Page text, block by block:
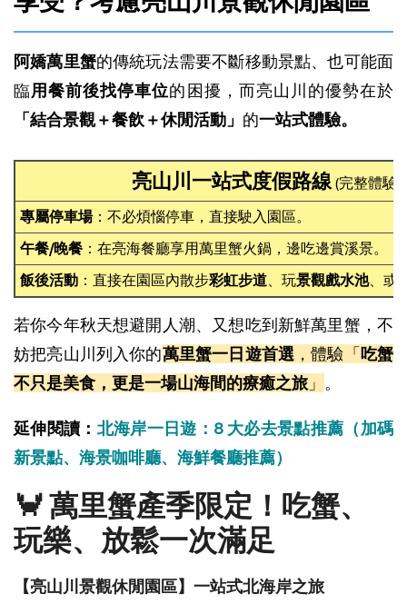
阿嬌萬里蟹的傳統玩法需要不斷移動景點、也可能面
臨用餐前後找停車位的困擾，而亮山川的優勢在於
「結合景觀＋餐飲＋休閒活動」 的一站式體驗。
亮山川一站式度假路線 (完整體驗)
專屬停車場：不必煩惱停車，直接駛入園區。
午餐/晚餐 ：在亮海餐廳享用萬里蟹火鍋，邊吃邊賞溪景。
飯後活動 ：直接在園區內散步彩虹步道 、玩景觀戲水池、或
若你今年秋天想避開人潮、又想吃到新鮮萬里蟹，不
妨把亮山川列入你的萬里蟹一日遊首選 ，體驗「 吃蟹
不只是美食，更是一場山海間的療癒之旅 」 。
延伸閱讀： 北海岸一日遊：8 大必去景點推薦（加碼
新景點、海景咖啡廳、海鮮餐廳推薦）
🦀 萬里蟹產季限定！吃蟹、
玩樂、放鬆一次滿足
【亮山川景觀休閒園區】一站式北海岸之旅